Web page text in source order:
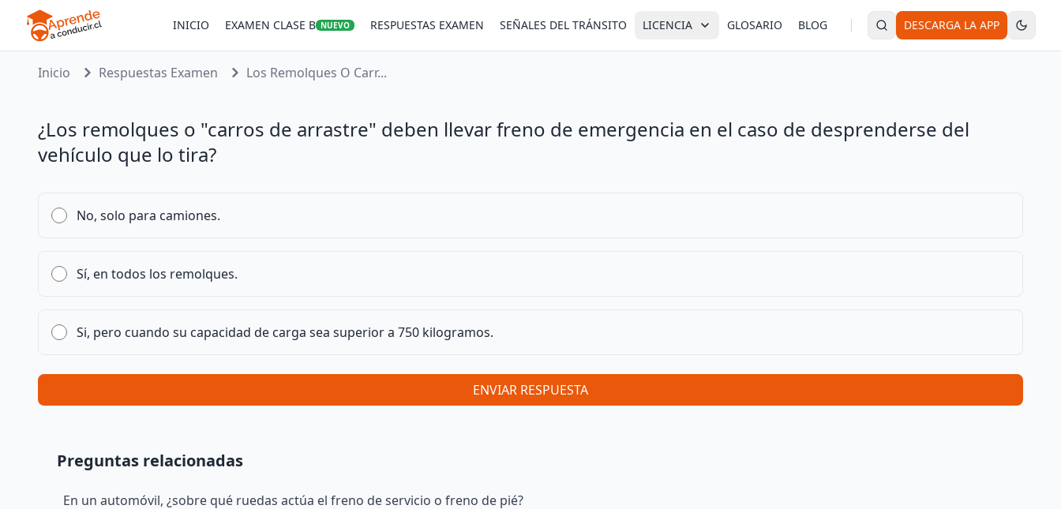
INICIO EXAMEN CLASE B NUEVO RESPUESTAS EXAMEN SEÑALES DEL TRÁNSITO LICENCIA GLOSARIO BLOG DESCARGA LA APP
Inicio Respuestas Examen Los Remolques O Carr...
¿Los remolques o "carros de arrastre" deben llevar freno de emergencia en el caso de desprenderse del
vehículo que lo tira?
No, solo para camiones.
Sí, en todos los remolques.
Si, pero cuando su capacidad de carga sea superior a 750 kilogramos.
ENVIAR RESPUESTA
Preguntas relacionadas
En un automóvil, ¿sobre qué ruedas actúa el freno de servicio o freno de pié?